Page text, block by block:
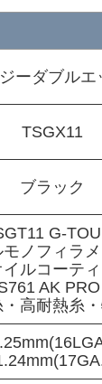
ーダブルエ
TSGX11
ブラック
G-
ノフィラ
イルコーテ
AK
高耐熱糸